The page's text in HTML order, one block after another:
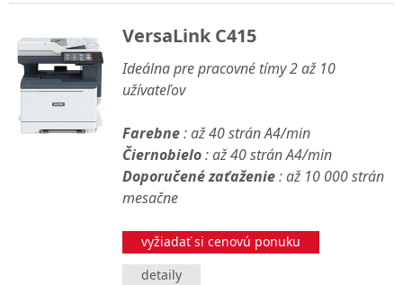
VersaLink C415
Ideálna pre pracovné tímy 2 až 10
užívateľov
Farebne: až 40 strán A4/min
Čiernobielo: až 40 strán A4/min
Doporučené zaťaženie: až 10 000 strán
mesačne
vyžiadať si cenovú ponuku
detaily